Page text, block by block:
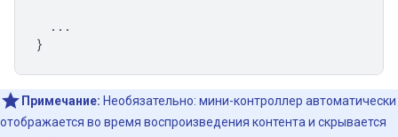
...
}
Примечание: Необязательно: мини-контроллер автоматически
отображается во время воспроизведения контента и скрывается